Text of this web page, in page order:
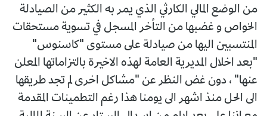
من الوضع المالي الكارثي الذي يمر به الكثير من الصيادلة
الخواص و غضبها من التأخر المسجل في تسوية مستحقات
المنتسبين اليها من صيادلة على مستوى "كاسنوس"
"بعد اخلال المديرية العامة لهذه الاخيرة بالتزاماتها المعلن
عنها" ، دون غض النظر عن "مشاكل اخرى لم تجد طريقها
الى الحل منذ اشهر الى يومنا هذا رغم التطمينات المقدمة